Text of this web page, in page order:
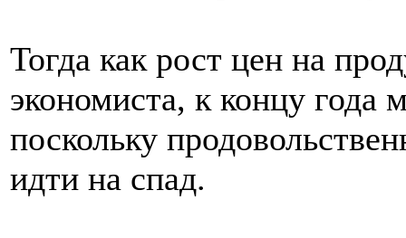
Тогда как рост цен на
экономиста, к концу года
поскольку
идти на спад.